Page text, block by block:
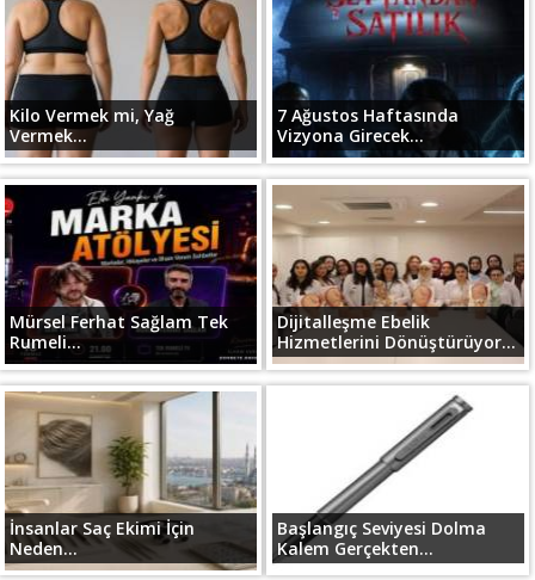
Kilo Vermek mi, Yağ
Vermek...
7 Ağustos Haftasında
Vizyona Girecek...
Mürsel Ferhat Sağlam Tek
Rumeli...
Dijitalleşme Ebelik
Hizmetlerini Dönüştürüyor...
İnsanlar Saç Ekimi İçin
Neden...
Başlangıç Seviyesi Dolma
Kalem Gerçekten...